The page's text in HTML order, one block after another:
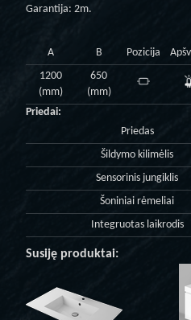
Garantija: 2m.
A B Pozicija
1200
(mm)
650
(mm)
Priedai:
Priedas
Šildymo kilimėlis
Sensorinis jungiklis
Šoniniai rėmeliai
Integruotas laikrodis
Susiję produktai: